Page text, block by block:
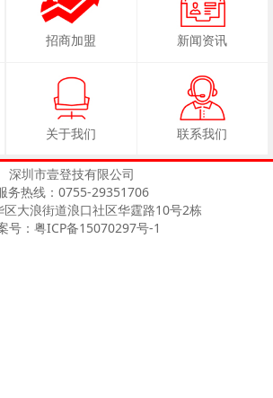
招商加盟 新闻资讯
关于我们 联系我们
深圳市壹登技有限公司
务热线：0755-29351706
区大浪街道浪口社区华霆路10号2栋
号：粤ICP备15070297号-1